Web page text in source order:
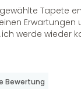
Tapete
Erwartungen
werde wieder
Bewertung